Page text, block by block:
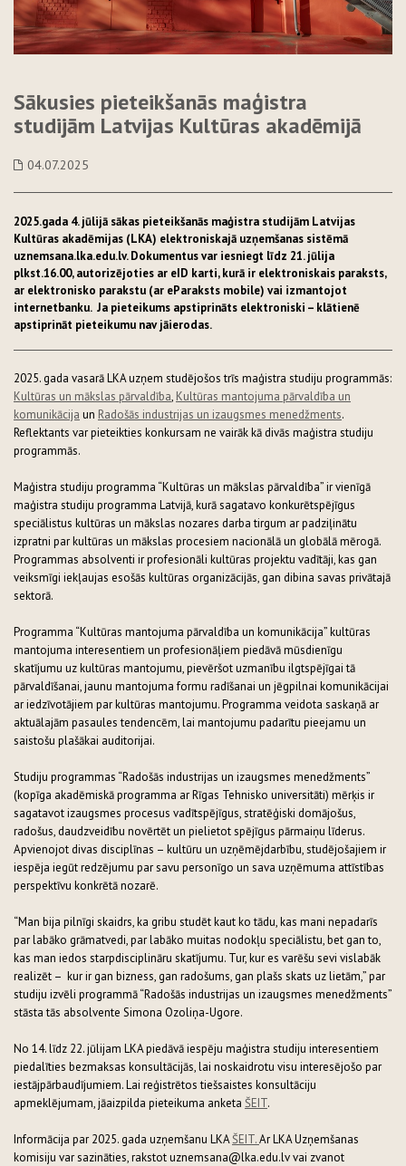
Sākusies pieteikšanās maģistra
studijām Latvijas Kultūras akadēmijā
04.07.2025
2025.gada 4. jūlijā sākas pieteikšanās maģistra studijām Latvijas
Kultūras akadēmijas (LKA) elektroniskajā uzņemšanas sistēmā
uznemsana.lka.edu.lv. Dokumentus var iesniegt līdz 21. jūlija
plkst.16.00, autorizējoties ar eID karti, kurā ir elektroniskais paraksts,
ar elektronisko parakstu (ar eParaksts mobile) vai izmantojot
internetbanku. Ja pieteikums apstiprināts elektroniski – klātienē
apstiprināt pieteikumu nav jāierodas.
2025. gada vasarā LKA uzņem studējošos trīs maģistra studiju programmās:
Kultūras un mākslas pārvaldība, Kultūras mantojuma pārvaldība un
komunikācija un Radošās industrijas un izaugsmes menedžments.
Reflektants var pieteikties konkursam ne vairāk kā divās maģistra studiju
programmās.
Maģistra studiju programma “Kultūras un mākslas pārvaldība” ir vienīgā
maģistra studiju programma Latvijā, kurā sagatavo konkurētspējīgus
speciālistus kultūras un mākslas nozares darba tirgum ar padziļinātu
izpratni par kultūras un mākslas procesiem nacionālā un globālā mērogā.
Programmas absolventi ir profesionāli kultūras projektu vadītāji, kas gan
veiksmīgi iekļaujas esošās kultūras organizācijās, gan dibina savas privātajā
sektorā.
Programma “Kultūras mantojuma pārvaldība un komunikācija” kultūras
mantojuma interesentiem un profesionāļiem piedāvā mūsdienīgu
skatījumu uz kultūras mantojumu, pievēršot uzmanību ilgtspējīgai tā
pārvaldīšanai, jaunu mantojuma formu radīšanai un jēgpilnai komunikācijai
ar iedzīvotājiem par kultūras mantojumu. Programma veidota saskaņā ar
aktuālajām pasaules tendencēm, lai mantojumu padarītu pieejamu un
saistošu plašākai auditorijai.
Studiju programmas “Radošās industrijas un izaugsmes menedžments”
(kopīga akadēmiskā programma ar Rīgas Tehnisko universitāti) mērķis ir
sagatavot izaugsmes procesus vadītspējīgus, stratēģiski domājošus,
radošus, daudzveidību novērtēt un pielietot spējīgus pārmaiņu līderus.
Apvienojot divas disciplīnas – kultūru un uzņēmējdarbību, studējošajiem ir
iespēja iegūt redzējumu par savu personīgo un sava uzņēmuma attīstības
perspektīvu konkrētā nozarē.
“Man bija pilnīgi skaidrs, ka gribu studēt kaut ko tādu, kas mani nepadarīs
par labāko grāmatvedi, par labāko muitas nodokļu speciālistu, bet gan to,
kas man iedos starpdisciplināru skatījumu. Tur, kur es varēšu sevi vislabāk
realizēt – kur ir gan bizness, gan radošums, gan plašs skats uz lietām,” par
studiju izvēli programmā “Radošās industrijas un izaugsmes menedžments”
stāsta tās absolvente Simona Ozoliņa-Ugore.
No 14. līdz 22. jūlijam LKA piedāvā iespēju maģistra studiju interesentiem
piedalīties bezmaksas konsultācijās, lai noskaidrotu visu interesējošo par
iestājpārbaudījumiem. Lai reģistrētos tiešsaistes konsultāciju
apmeklējumam, jāaizpilda pieteikuma anketa ŠEIT.
Informācija par 2025. gada uzņemšanu LKAŠEIT.Ar LKA Uzņemšanas
komisiju var sazināties, rakstot uznemsana@lka.edu.lv vai zvanot